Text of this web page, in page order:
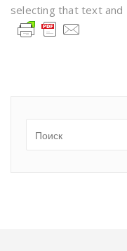
selecting that text and